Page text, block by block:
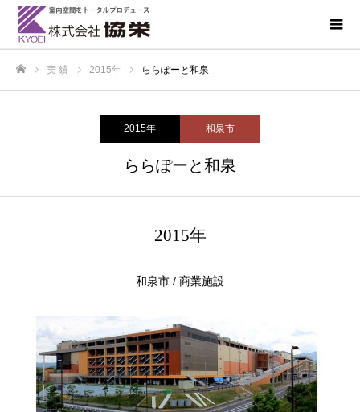
実 績 2015年 ららぽーと和泉
2015年 和泉市
ららぽーと和泉
2015年
和泉市 / 商業施設